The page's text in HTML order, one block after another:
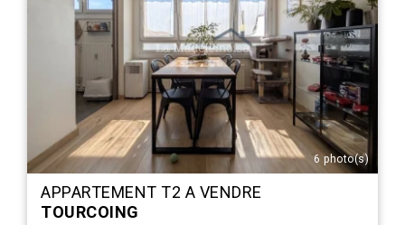
6 photo(s)
APPARTEMENT T2 A VENDRE
TOURCOING